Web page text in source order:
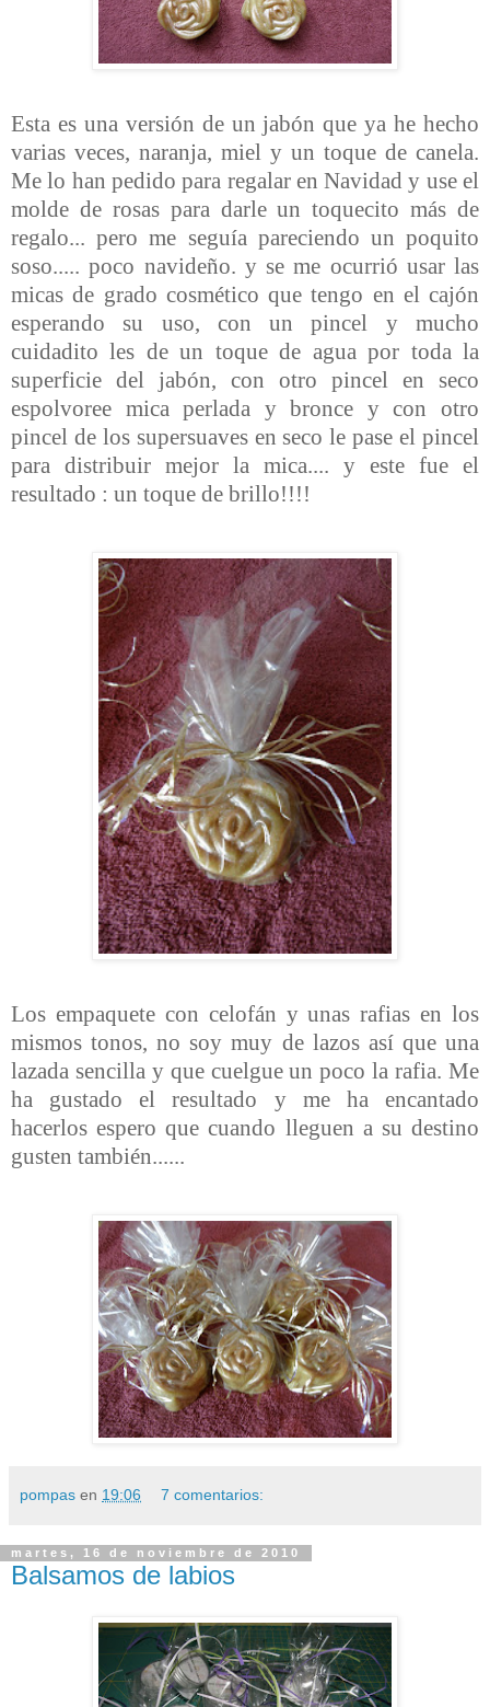
Esta es una versión de un jabón que ya he hecho
varias veces, naranja, miel y un toque de canela.
Me lo han pedido para regalar en Navidad y use el
molde de rosas para darle un toquecito más de
regalo... pero me seguía pareciendo un poquito
soso..... poco navideño. y se me ocurrió usar las
micas de grado cosmético que tengo en el cajón
esperando su uso, con un pincel y mucho
cuidadito les de un toque de agua por toda la
superficie del jabón, con otro pincel en seco
espolvoree mica perlada y bronce y con otro
pincel de los supersuaves en seco le pase el pincel
para distribuir mejor la mica.... y este fue el
resultado : un toque de brillo!!!!
Los empaquete con celofán y unas rafias en los
mismos tonos, no soy muy de lazos así que una
lazada sencilla y que cuelgue un poco la rafia. Me
ha gustado el resultado y me ha encantado
hacerlos espero que cuando lleguen a su destino
gusten también......
pompas en 19:06 7 comentarios:
martes, 16 de noviembre de 2010
Balsamos de labios